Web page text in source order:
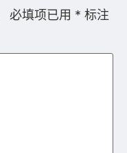
必填项已用 * 标注